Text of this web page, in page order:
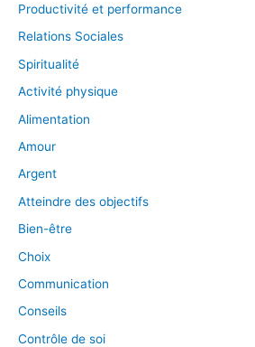
Productivité et performance
Relations Sociales
Spiritualité
Activité physique
Alimentation
Amour
Argent
Atteindre des objectifs
Bien-être
Choix
Communication
Conseils
Contrôle de soi